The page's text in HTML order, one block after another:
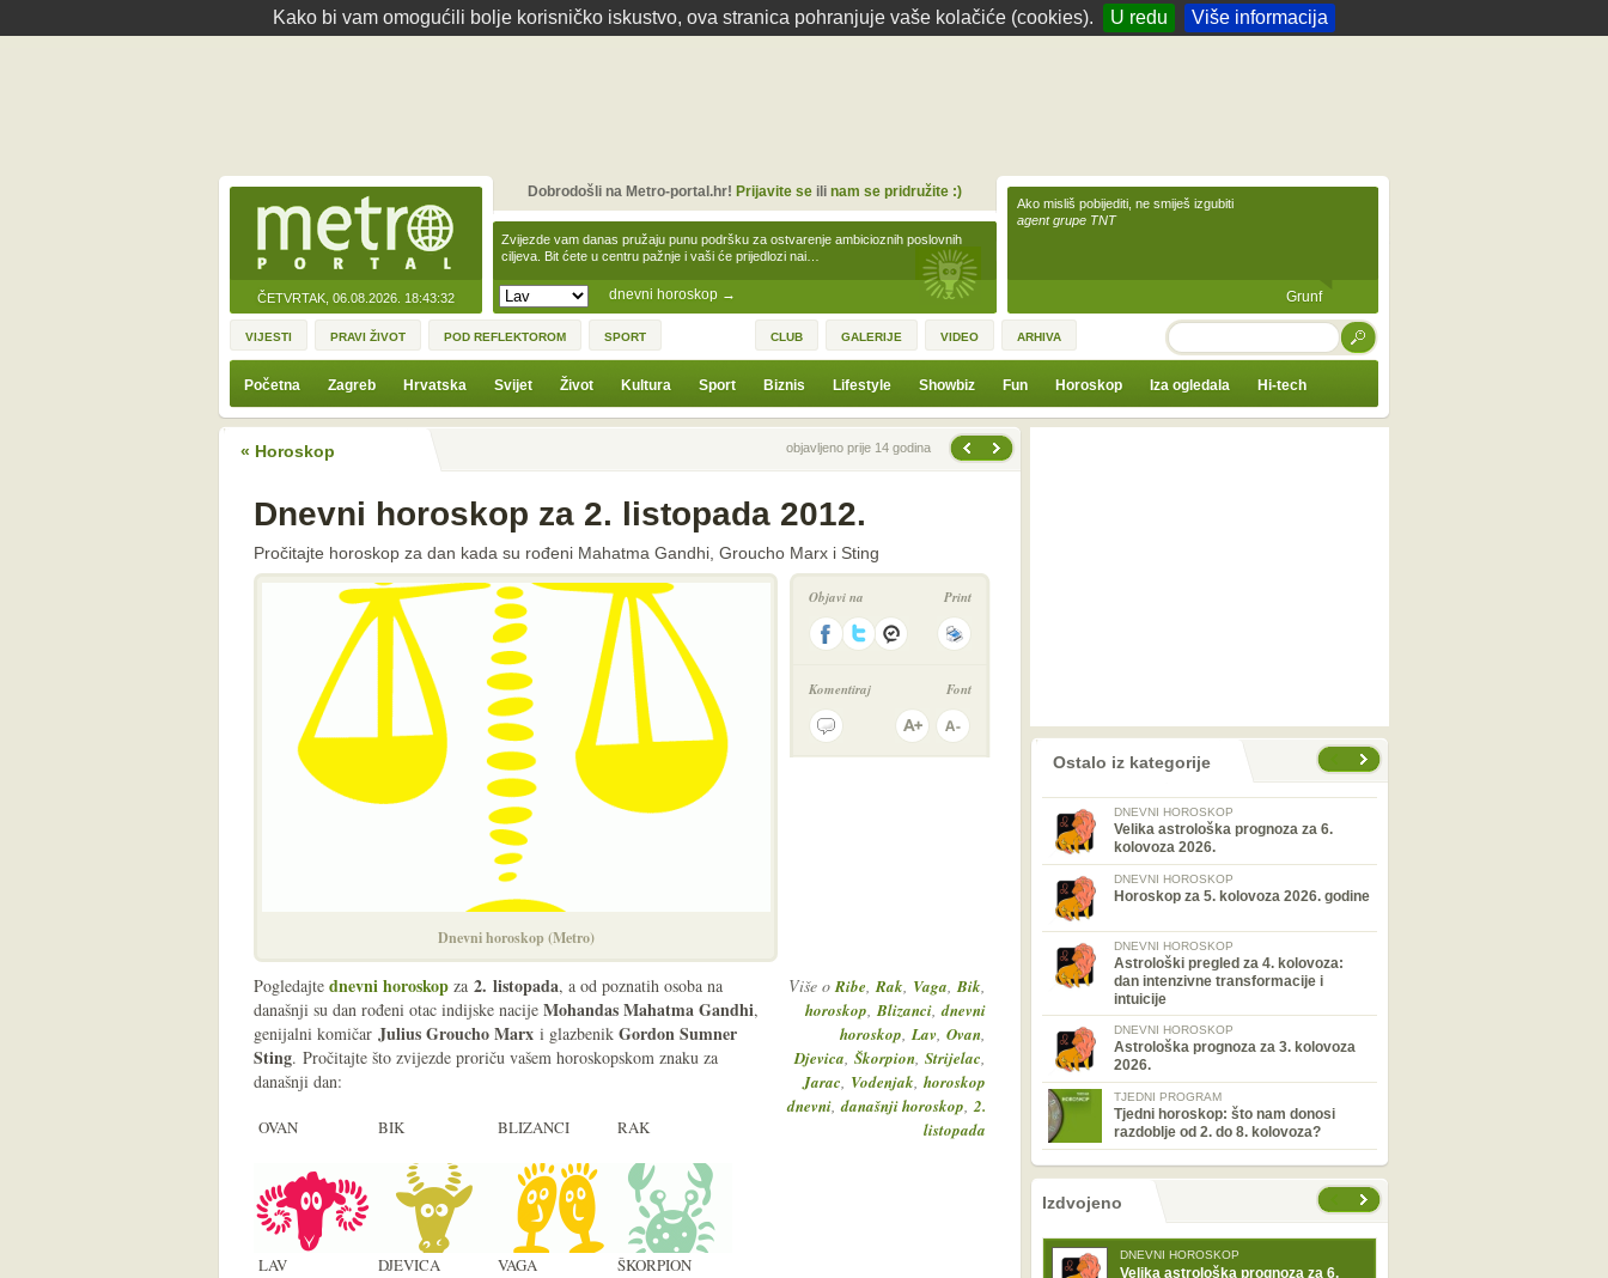
Kako bi vam omogućili bolje korisničko iskustvo, ova stranica pohranjuje vaše kolačiće (cookies). U redu Više informacija
ČETVRTAK, 06.08.2026. 18:43:32 dnevni horoskop →
Zvijezde vam danas pružaju punu podršku za ostvarenje ambicioznih poslovnih
ciljeva. Bit ćete u centru pažnje i vaši će prijedlozi nai…
Dobrodošli na Metro-portal.hr! Prijavite seili nam se pridružite :)
Ako misliš pobijediti, ne smiješ izgubiti
agent grupe TNT
Grunf
VIJESTI PRAVI ŽIVOT POD REFLEKTOROM SPORT CLUB GALERIJE VIDEO ARHIVA TRAŽI
Početna Zagreb Hrvatska Svijet Život Kultura Sport Biznis Lifestyle Showbiz Fun Horoskop Iza ogledala Hi-tech
« Horoskop objavljeno prije 14 godina
Dnevni horoskop za 2. listopada 2012.
Pročitajte horoskop za dan kada su rođeni Mahatma Gandhi, Groucho Marx i Sting
Dnevni horoskop (Metro)
Objavi na Print
Komentiraj Font
Više oRibe,Rak, Vaga,Bik,
horoskop,Blizanci,dnevni
horoskop,Lav, Ovan,
Djevica, Škorpion, Strijelac,
Jarac, Vodenjak, horoskop
dnevni,današnji horoskop,2.
listopada
Pogledajte dnevni horoskop za 2. listopada, a od poznatih osoba na
današnji su dan rođeni otac indijske nacije Mohandas Mahatma Gandhi,
genijalni komičar Julius Groucho Marx i glazbenik Gordon Sumner
Sting. Pročitajte što zvijezde proriču vašem horoskopskom znaku za
današnji dan:
OVAN BIK BLIZANCI RAK
LAV DJEVICA VAGA ŠKORPION
prethodno Ostalo iz kategorije
DNEVNI HOROSKOP
Velika astrološka prognoza za 6.
kolovoza 2026.
DNEVNI HOROSKOP
Horoskop za 5. kolovoza 2026. godine
DNEVNI HOROSKOP
Astrološki pregled za 4. kolovoza:
dan intenzivne transformacije i
intuicije
DNEVNI HOROSKOP
Astrološka prognoza za 3. kolovoza
2026.
TJEDNI PROGRAM
Tjedni horoskop: što nam donosi
razdoblje od 2. do 8. kolovoza?
nema prethodne stranice
sljedećeIzdvojeno
DNEVNI HOROSKOP
Velika astrološka prognoza za 6.